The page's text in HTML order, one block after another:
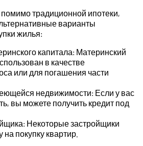
традиционной ипотеки,
варианты
жилья:
капитала: Материнский
в качестве
или для погашения части
недвижимости: Если у вас
вы можете получить кредит под
Некоторые застройщики
покупку квартир.